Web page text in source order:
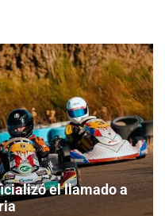
el llamado a